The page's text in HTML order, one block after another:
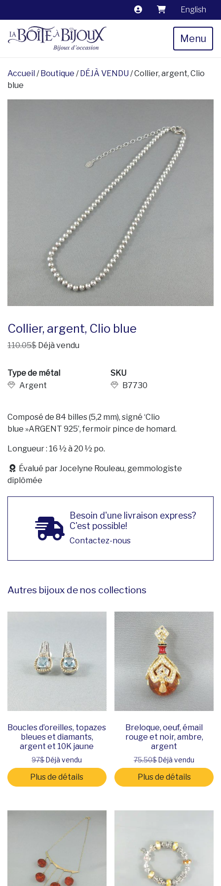
English
Menu
Accueil /Boutique /DÉJÀ VENDU / Collier, argent, Clio
blue
Collier, argent, Clio blue
110.05$ Déjà vendu
Type de métal
Argent
SKU
B7730
Composé de 84 billes (5,2 mm), signé ‘Clio
blue »ARGENT 925’, fermoir pince de homard.
Longueur : 16 ½ à 20 ½ po.
Évalué par Jocelyne Rouleau, gemmologiste
diplômée
Besoin d'une livraison express?
C'est possible!
Contactez-nous
Autres bijoux de nos collections
Boucles d’oreilles, topazes
bleues et diamants,
argent et 10K jaune
97$Déjà vendu
Plus de détails
Breloque, oeuf, émail
rouge et noir, ambre,
argent
75.50$Déjà vendu
Plus de détails